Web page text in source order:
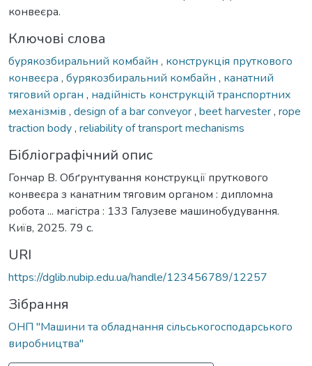
конвеєра.
Ключові слова
бурякозбиральний комбайн , конструкція пруткового
конвеєра , бурякозбиральний комбайн , канатний
тяговий орган , надійність конструкцій транспортних
механізмів , design of a bar conveyor, beet harvester, rope
traction body, reliability of transport mechanisms
Бібліографічний опис
Гончар В. Обґрунтування конструкції пруткового
конвеєра з канатним тяговим органом : дипломна
робота ... магістра : 133 Галузеве машинобудування.
Київ, 2025. 79 с.
URI
https://dglib.nubip.edu.ua/handle/123456789/12257
Зібрання
ОНП "Машини та обладнання сільськогосподарського
виробництва"